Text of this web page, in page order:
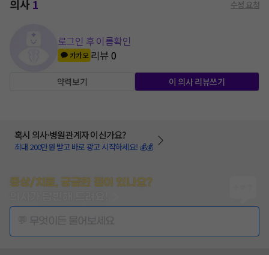
의사1 수정 요청
로그인 후 이름확인
카카오 리뷰0
약력보기 이 의사 리뷰쓰기
혹시 의사·병원관계자 이신가요?
최대 200만원 받고 바로 광고 시작하세요! 💰💰
증상/치료, 궁금한 점이 있나요?